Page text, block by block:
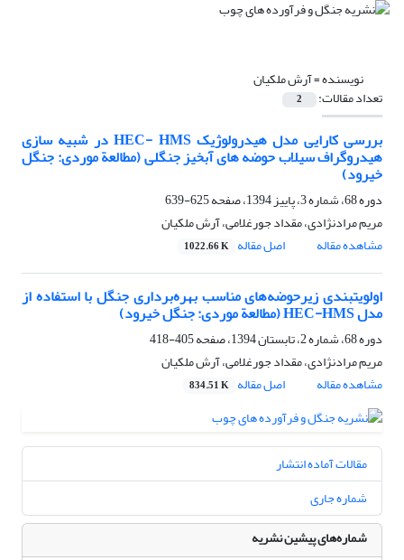
نویسنده =آرش ملکیان
تعداد مقالات: 2
بررسی کارایی مدل هیدرولوژیک HEC- HMS در شبیه‏ سازی
هیدروگراف سیلاب حوضه‏ های آبخیز جنگلی (مطالعة موردی: جنگل
خیرود)
دوره 68، شماره 3، پاییز 1394، صفحه
625-639
مریم مرادنژادی، مقداد جورغلامی، آرش ملکیان
مشاهده مقاله
اصل مقاله 1022.66 K
اولویت‏بندی زیرحوضه‌های مناسب بهره‌برداری جنگل با استفاده از
مدل HEC-HMS (مطالعة موردی: جنگل خیرود)
دوره 68، شماره 2، تابستان 1394، صفحه
405-418
مریم مرادنژادی، مقداد جورغلامی، آرش ملکیان
مشاهده مقاله
اصل مقاله 834.51 K
مقالات آماده انتشار
شماره جاری
شماره‌های پیشین نشریه